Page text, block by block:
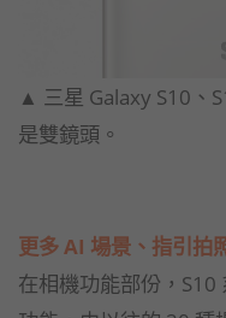
▲ 三星 Galaxy S10、
是雙鏡頭。
更多 AI 場景、指引拍
在相機功能部份，S10